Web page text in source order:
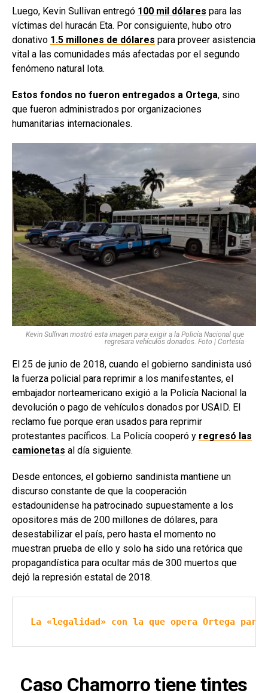
Luego, Kevin Sullivan entregó 100 mil dólares para las
víctimas del huracán Eta. Por consiguiente, hubo otro
donativo 1.5 millones de dólares para proveer asistencia
vital a las comunidades más afectadas por el segundo
fenómeno natural Iota.
Estos fondos no fueron entregados a Ortega, sino
que fueron administrados por organizaciones
humanitarias internacionales.
Kevin Sullivan mostró esta imagen para exigir a la Policía Nacional que
regresara vehículos donados. Foto | Cortesía
El 25 de junio de 2018, cuando el gobierno sandinista usó
la fuerza policial para reprimir a los manifestantes, el
embajador norteamericano exigió a la Policía Nacional la
devolución o pago de vehículos donados por USAID. El
reclamo fue porque eran usados para reprimir
protestantes pacíficos. La Policía cooperó y regresó las
camionetas al día siguiente.
Desde entonces, el gobierno sandinista mantiene un
discurso constante de que la cooperación
estadounidense ha patrocinado supuestamente a los
opositores más de 200 millones de dólares, para
desestabilizar el país, pero hasta el momento no
muestran prueba de ello y solo ha sido una retórica que
propagandística para ocultar más de 300 muertos que
dejó la represión estatal de 2018.
La «legalidad» con la que opera Ortega
Caso Chamorro tiene tintes